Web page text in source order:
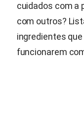
cuidados com a
com outros?
ingredientes
funcionarem